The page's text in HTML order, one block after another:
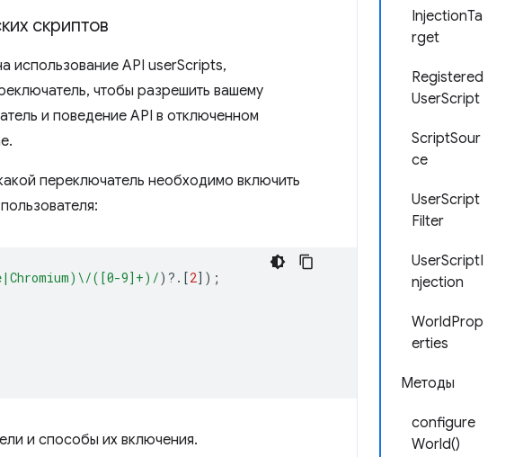
InjectionTa
rget
Registered
UserScript
ScriptSour
ce
UserScript
Filter
UserScriptI
njection
WorldProp
erties
Методы
configure
World()
скриптов
использование API userScripts,
чтобы разрешить вашему
и поведение API в отключенном
переключатель необходимо включить
([0-9]+)/) ? .[2]);
и способы их включения.